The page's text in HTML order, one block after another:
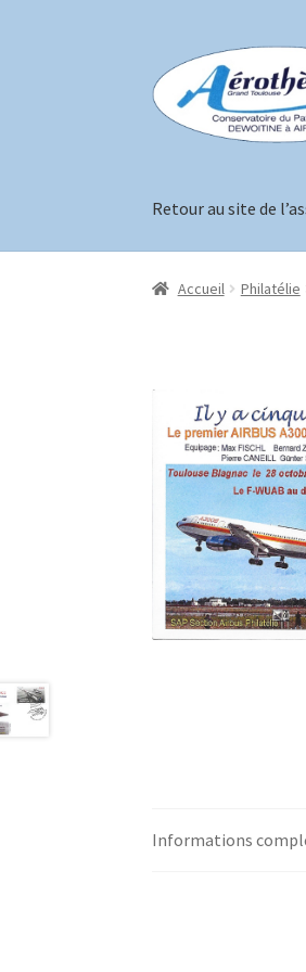
Aller
à
la
navigation
Aller
au
contenu
Retour au site de
Accueil Boutique
Accueil Philatélie
Informations